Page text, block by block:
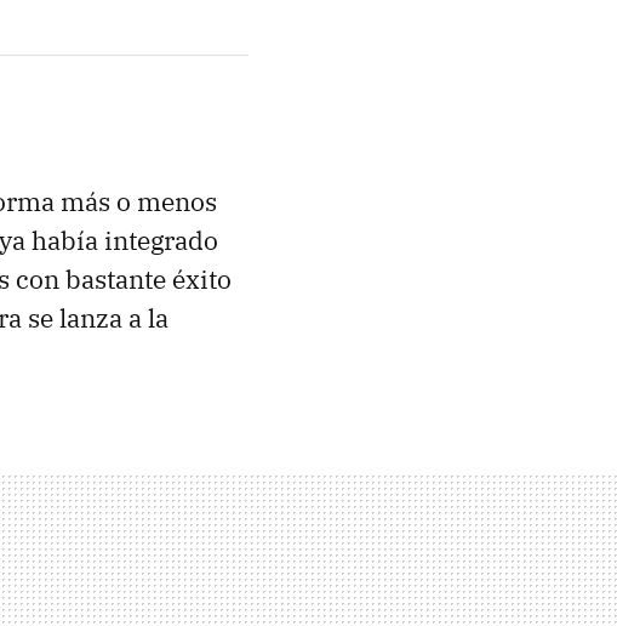
más o menos
había integrado
con bastante éxito
se lanza a la